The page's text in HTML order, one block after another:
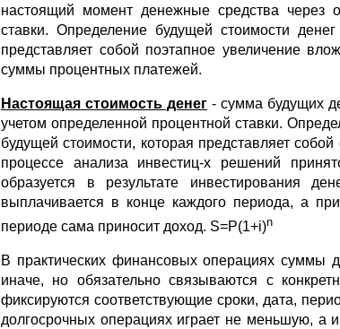
настоящий момент денежные средства через
ставки. Определение будущей стоимости
представляет собой поэтапное увеличение
суммы процентных платежей.
Настоящая стоимость денег - сумма будущих
учетом определенной процентной ставки.
будущей стоимости, которая представляет
процессе анализа инвестиц-х решений
образуется в результате инвестирования
выплачивается в конце каждого периода, а
периоде сама приносит доход. S=P(1+i)n
В практических финансовых операциях суммы
иначе, но обязательно связываются с
фиксируются соответствующие сроки, дата,
долгосрочных операциях играет не меньшую,